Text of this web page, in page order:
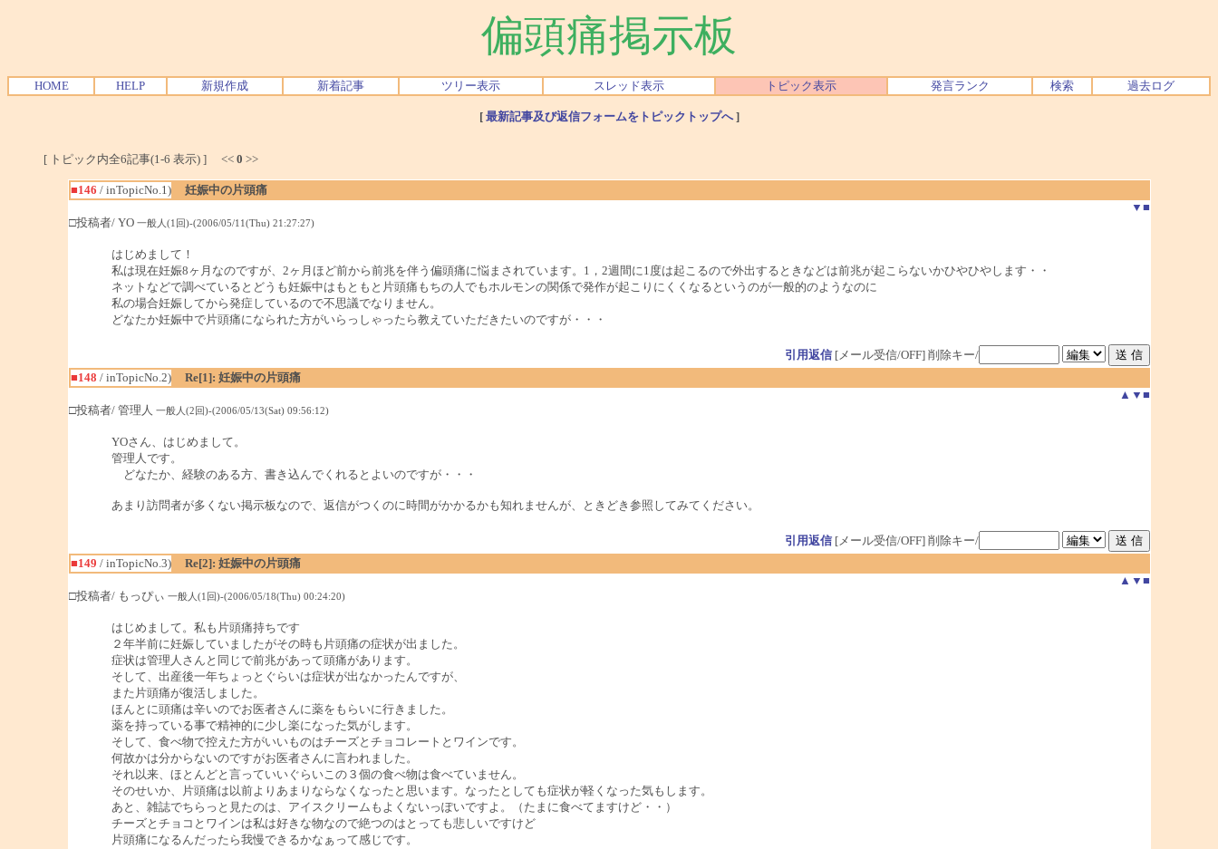
偏頭痛掲示板
HOME HELP 新規作成 新着記事 ツリー表示 スレッド表示 トピック表示 発言ランク 検索 過去ログ
[ 最新記事及び返信フォームをトピックトップへ]
[ トピック内全6記事(1-6 表示) ] << 0 >>
■146 / inTopicNo.1)
妊娠中の片頭痛
▼ ■
□投稿者/ YO 一般人(1回)-(2006/05/11(Thu) 21:27:27)
はじめまして！
私は現在妊娠8ヶ月なのですが、2ヶ月ほど前から前兆を伴う偏頭痛に悩まされています。1，2週間に1度は起こるので外出するときなどは前兆が起こらないかひやひやします・・
ネットなどで調べているとどうも妊娠中はもともと片頭痛もちの人でもホルモンの関係で発作が起こりにくくなるというのが一般的のようなのに
私の場合妊娠してから発症しているので不思議でなりません。
どなたか妊娠中で片頭痛になられた方がいらっしゃったら教えていただきたいのですが・・・
引用返信[メール受信/OFF] 削除キー/
■148 / inTopicNo.2)
Re[1]: 妊娠中の片頭痛
▲ ▼ ■
□投稿者/ 管理人 一般人(2回)-(2006/05/13(Sat) 09:56:12)
YOさん、はじめまして。
管理人です。
どなたか、経験のある方、書き込んでくれるとよいのですが・・・
あまり訪問者が多くない掲示板なので、返信がつくのに時間がかかるかも知れませんが、ときどき参照してみてください。
引用返信[メール受信/OFF] 削除キー/
■149 / inTopicNo.3)
Re[2]: 妊娠中の片頭痛
▲ ▼ ■
□投稿者/ もっぴぃ 一般人(1回)-(2006/05/18(Thu) 00:24:20)
はじめまして。私も片頭痛持ちです
２年半前に妊娠していましたがその時も片頭痛の症状が出ました。
症状は管理人さんと同じで前兆があって頭痛があります。
そして、出産後一年ちょっとぐらいは症状が出なかったんですが、
また片頭痛が復活しました。
ほんとに頭痛は辛いのでお医者さんに薬をもらいに行きました。
薬を持っている事で精神的に少し楽になった気がします。
そして、食べ物で控えた方がいいものはチーズとチョコレートとワインです。
何故かは分からないのですがお医者さんに言われました。
それ以来、ほとんどと言っていいぐらいこの３個の食べ物は食べていません。
そのせいか、片頭痛は以前よりあまりならなくなったと思います。なったとしても症状が軽くなった気もします。
あと、雑誌でちらっと見たのは、アイスクリームもよくないっぽいですよ。（たまに食べてますけど・・）
チーズとチョコとワインは私は好きな物なので絶つのはとっても悲しいですけど
片頭痛になるんだったら我慢できるかなぁって感じです。